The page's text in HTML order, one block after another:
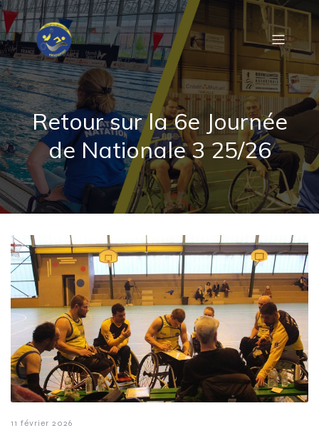
Retour sur la 6e Journée
de Nationale 3 25/26
11 février 2026